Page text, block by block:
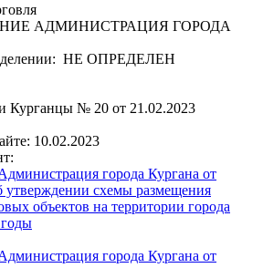
АДМИНИСТРАЦИЯ ГОРОДА
НЕ ОПРЕДЕЛЕН
Курганцы № 20 от 21.02.2023
10.02.2023
города Кургана от
утверждении схемы размещения
объектов на территории города
города Кургана от